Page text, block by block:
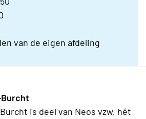
van de eigen afdeling
is deel van Neos vzw, hét